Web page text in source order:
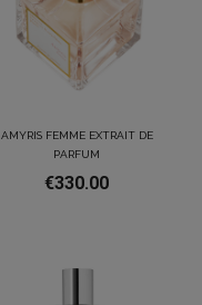
AMYRIS FEMME EXTRAIT DE
PARFUM
€330.00